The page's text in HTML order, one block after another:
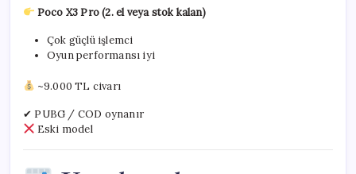
Poco X3 Pro (2. el veya stok kalan)
Çok güçlü işlemci
Oyun performansı iyi
~9.000 TL civarı
✔ PUBG / COD oynanır
Eski model